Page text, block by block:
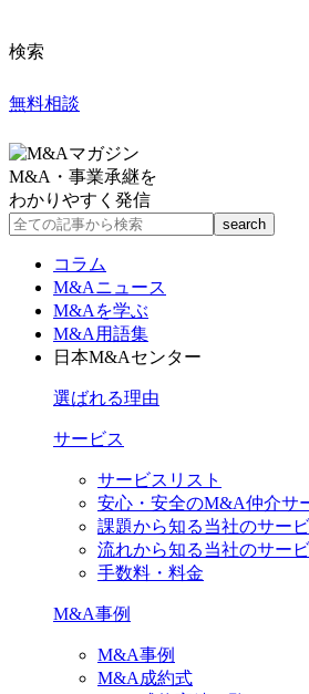
検索
無料相談
M&A・事業承継を
わかりやすく発信
コラム
M&Aニュース
M&Aを学ぶ
M&A用語集
日本M&Aセンター
選ばれる理由
サービス
サービスリスト
安心・安全のM&A仲介サ
課題から知る当社のサー
流れから知る当社のサー
手数料・料金
M&A事例
M&A事例
M&A成約式